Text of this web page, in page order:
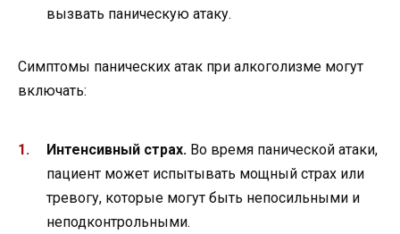
вызвать паническую атаку.
Симптомы панических атак при алкоголизме могут
включать:
Интенсивный страх. Во время панической атаки,
пациент может испытывать мощный страх или
тревогу, которые могут быть непосильными и
неподконтрольными.